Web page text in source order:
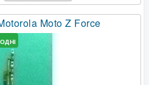
Moto Z Force